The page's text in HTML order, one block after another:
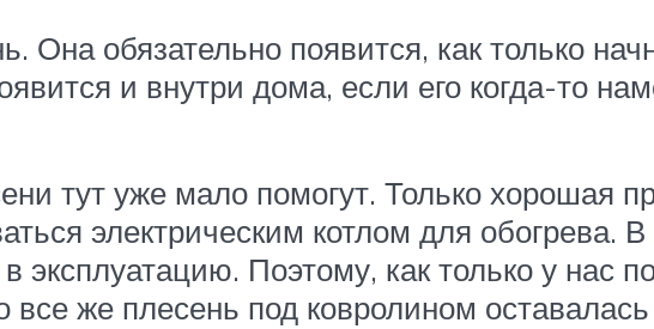
Она обязательно появится, как только
и внутри дома, если его когда-то
тут уже мало помогут. Только хорошая
электрическим котлом для обогрева.
эксплуатацию. Поэтому, как только у нас
же плесень под ковролином оставалась